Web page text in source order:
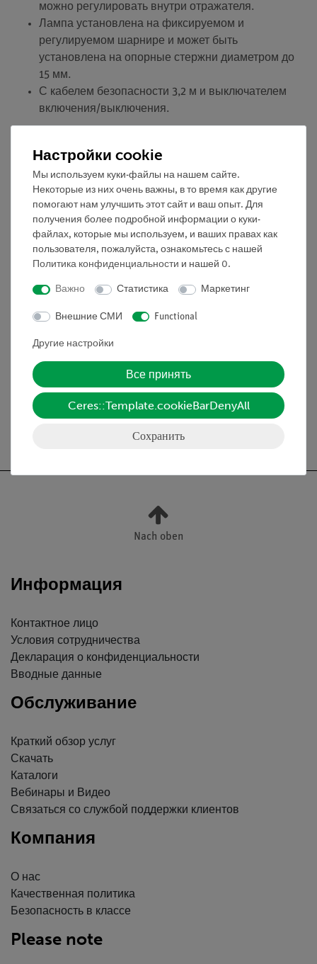
можно регулировать внутри отражателя.
Лампа установлена на фиксируемом и
регулируемом шарнире и может быть
установлена на опорные стержни диаметром до
15 мм.
С кабелем безопасности 3,2 м и выключателем
включения/выключения.
Максимальная мощность: 250 (500) Вт
Диаметр отражателя: 200 мм
Глубина отражателя: 165 мм
Масса: 750 g
Поставляется без лампы
Необходимый аксессуар: Лампа накаливания, 220
Принадлежности
Бесплатная доставка от 300,- €
Nach oben
Информация
Контактное лицо
Условия сотрудничества
Декларация о конфиденциальности
Вводные данные
Обслуживание
Краткий обзор услуг
Скачать
Каталоги
Вебинары и Видео
Связаться со службой поддержки клиентов
Компания
О нас
Качественная политика
Безопасность в классе
Please note
Настройки cookie
Мы используем куки-файлы на нашем сайте.
Некоторые из них очень важны, в то время как другие
помогают нам улучшить этот сайт и ваш опыт. Для
получения более подробной информации о куки-
файлах, которые мы используем, и ваших правах как
пользователя, пожалуйста, ознакомьтесь с нашей
Политика конфиденциальности и нашей 0.
Важно Статистика Маркетинг
Внешние СМИ Functional
Другие настройки
Все принять
Ceres::Template.cookieBarDenyAll
Сохранить